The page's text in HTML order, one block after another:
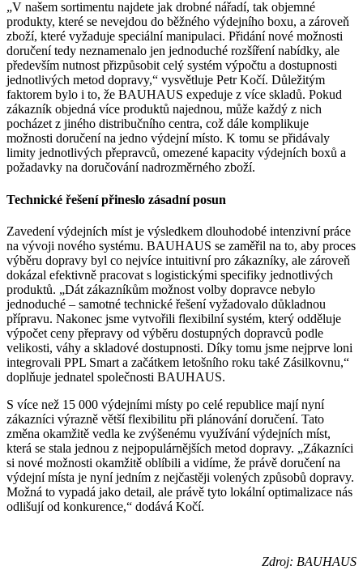
„V našem sortimentu najdete jak drobné nářadí, tak objemné
produkty, které se nevejdou do běžného výdejního boxu, a zároveň
zboží, které vyžaduje speciální manipulaci. Přidání nové možnosti
doručení tedy neznamenalo jen jednoduché rozšíření nabídky, ale
především nutnost přizpůsobit celý systém výpočtu a dostupnosti
jednotlivých metod dopravy,“ vysvětluje Petr Kočí. Důležitým
faktorem bylo i to, že BAUHAUS expeduje z více skladů. Pokud
zákazník objedná více produktů najednou, může každý z nich
pocházet z jiného distribučního centra, což dále komplikuje
možnosti doručení na jedno výdejní místo. K tomu se přidávaly
limity jednotlivých přepravců, omezené kapacity výdejních boxů a
požadavky na doručování nadrozměrného zboží.
Technické řešení přineslo zásadní posun
Zavedení výdejních míst je výsledkem dlouhodobé intenzivní práce
na vývoji nového systému. BAUHAUS se zaměřil na to, aby proces
výběru dopravy byl co nejvíce intuitivní pro zákazníky, ale zároveň
dokázal efektivně pracovat s logistickými specifiky jednotlivých
produktů. „Dát zákazníkům možnost volby dopravce nebylo
jednoduché – samotné technické řešení vyžadovalo důkladnou
přípravu. Nakonec jsme vytvořili flexibilní systém, který odděluje
výpočet ceny přepravy od výběru dostupných dopravců podle
velikosti, váhy a skladové dostupnosti. Díky tomu jsme nejprve loni
integrovali PPL Smart a začátkem letošního roku také Zásilkovnu,“
doplňuje jednatel společnosti BAUHAUS.
S více než 15 000 výdejními místy po celé republice mají nyní
zákazníci výrazně větší flexibilitu při plánování doručení. Tato
změna okamžitě vedla ke zvýšenému využívání výdejních míst,
která se stala jednou z nejpopulárnějších metod dopravy. „Zákazníci
si nové možnosti okamžitě oblíbili a vidíme, že právě doručení na
výdejní místa je nyní jedním z nejčastěji volených způsobů dopravy.
Možná to vypadá jako detail, ale právě tyto lokální optimalizace nás
odlišují od konkurence,“ dodává Kočí.
Zdroj: BAUHAUS